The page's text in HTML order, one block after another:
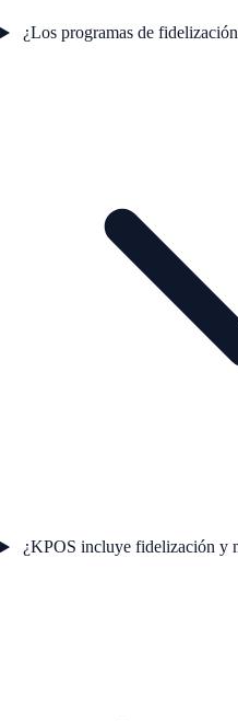
¿Los programas de
¿KPOS incluye fidelización y